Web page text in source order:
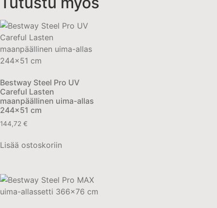
Bestway Steel Pro UV
Careful Lasten
maanpäällinen uima-allas
244×51 cm
144,72 €
Lisää ostoskoriin